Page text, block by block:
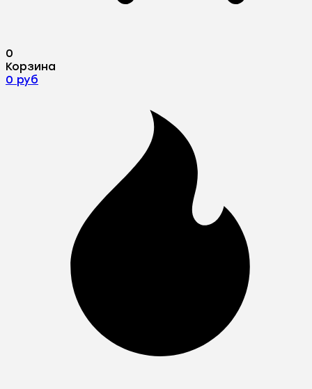
0
Корзина
0 руб